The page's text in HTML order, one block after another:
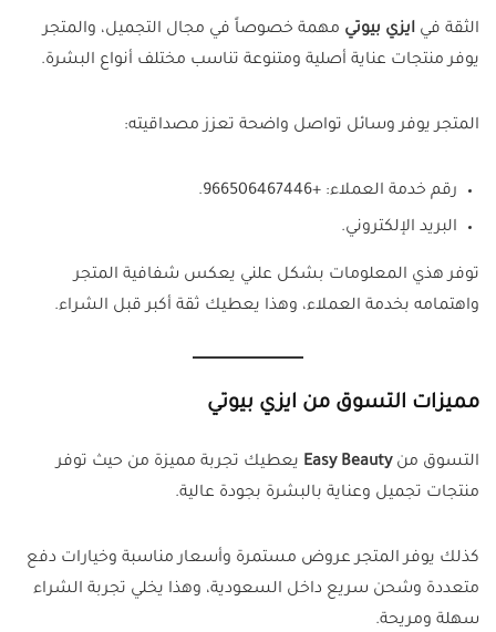
الثقة في ايزي بيوتي مهمة خصوصاً في مجال التجميل، والمتجر
يوفر منتجات عناية أصلية ومتنوعة تناسب مختلف أنواع البشرة.
المتجر يوفر وسائل تواصل واضحة تعزز مصداقيته:
رقم خدمة العملاء: +966506467446.
البريد الإلكتروني.
توفر هذي المعلومات بشكل علني يعكس شفافية المتجر
واهتمامه بخدمة العملاء، وهذا يعطيك ثقة أكبر قبل الشراء.
مميزات التسوق من ايزي بيوتي
التسوق منEasy Beauty يعطيك تجربة مميزة من حيث توفر
منتجات تجميل وعناية بالبشرة بجودة عالية.
كذلك يوفر المتجر عروض مستمرة وأسعار مناسبة وخيارات دفع
متعددة وشحن سريع داخل السعودية، وهذا يخلي تجربة الشراء
سهلة ومريحة.